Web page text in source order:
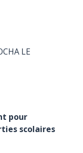
LE
pour
scolaires